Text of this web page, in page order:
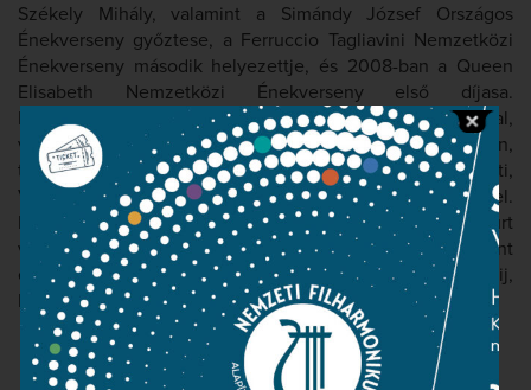
Székely Mihály, valamint a Simándy József Országos
Énekverseny győztese, a Ferruccio Tagliavini Nemzetközi
Énekverseny második helyezettje, és 2008-ban a Queen
Elisabeth Nemzetközi Énekverseny első díjasa.
Rendszeresen koncertezik a hazai vezető zenekarokkal,
valamint számos koncerten és fesztiválon lép fel külföldön,
többek között Helmut Rilling, Kazushi Ono, Nicola Luisotti,
Valery Gergiev, Christopher Warren-Green vezényletével.
Külföldön a Bayerische Staatsoper, az Oper Frankfurt
valamint a Nationaltheater Weimar vendégszólistájaként
énekel. Főbb szerepei közé tartozik Nemorino, Lenszkij,
Romeo, Alfredo, Belmonte, Orfeo és Tamino.